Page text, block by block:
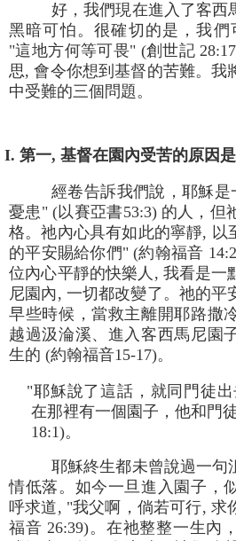
好，我們現在進入了客西
黑暗可怕。很確切的是，我
"這地方何等可畏" (創世記
思, 會令你想到基督的苦難。我
中受難的三個問題。
I. 第一, 基督在園內受苦的原因
經卷告訴我們說，耶穌
憂患" (以賽亞書53:3) 的人，但
格。祂內心具有如此的寧靜, 以
的平安賜給你們" (約翰福音
位內心平靜的快樂人, 我看是一
尼園內, 一切都改變了。祂的平
早些時候，當救主離開耶路撒
越過汲淪溪、進入客西馬尼園
生的 (約翰福音15-17)。
"耶穌說了這話，就同門徒出
在那裡有一個園子，他和門
18:1)。
耶穌終生都未曾說過一句
情低落。如今一旦進入園子，
呼求道, "我父啊，倘若可行, 求
福音 26:39)。在祂整整一生內